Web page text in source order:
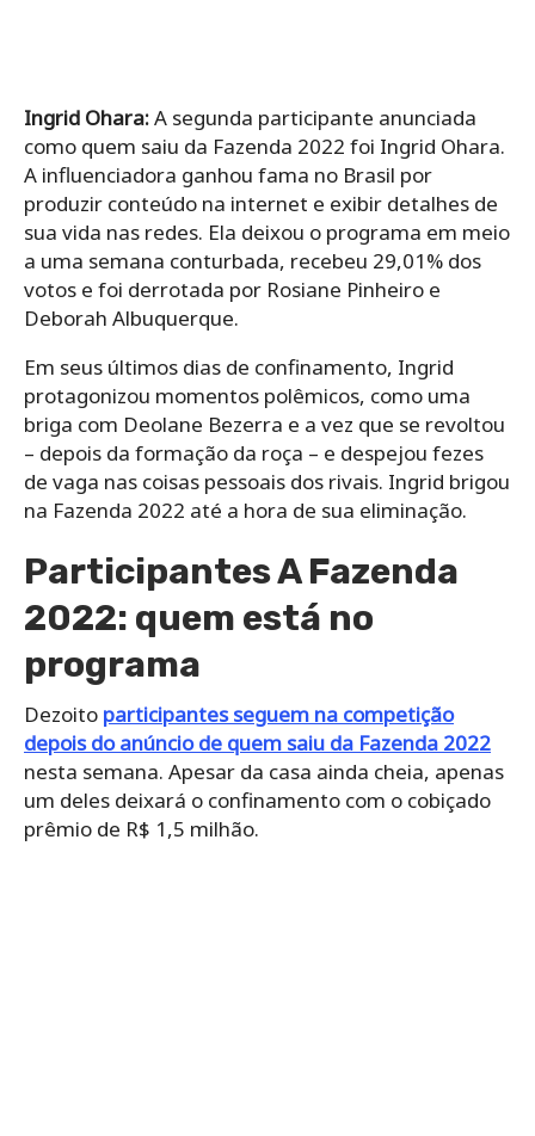
Ingrid Ohara:A segunda participante anunciada
como quem saiu da Fazenda 2022 foi Ingrid Ohara.
A influenciadora ganhou fama no Brasil por
produzir conteúdo na internet e exibir detalhes de
sua vida nas redes. Ela deixou o programa em meio
a uma semana conturbada, recebeu 29,01% dos
votos e foi derrotada por Rosiane Pinheiro e
Deborah Albuquerque.
Em seus últimos dias de confinamento, Ingrid
protagonizou momentos polêmicos, como uma
briga com Deolane Bezerra e a vez que se revoltou
– depois da formação da roça – e despejou fezes
de vaga nas coisas pessoais dos rivais. Ingrid brigou
na Fazenda 2022 até a hora de sua eliminação.
Participantes A Fazenda
2022: quem está no
programa
Dezoito participantes seguem na competição
depois do anúncio de quem saiu da Fazenda 2022
nesta semana. Apesar da casa ainda cheia, apenas
um deles deixará o confinamento com o cobiçado
prêmio de R$ 1,5 milhão.